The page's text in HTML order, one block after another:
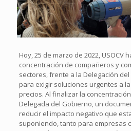
Hoy, 25 de marzo de 2022, USOCV
concentración de compañeros y
sectores, frente a la Delegación
para exigir soluciones urgentes a
precios. Al finalizar la
Delegada del Gobierno, un
reducir el impacto negativo que
suponiendo, tanto para empresas